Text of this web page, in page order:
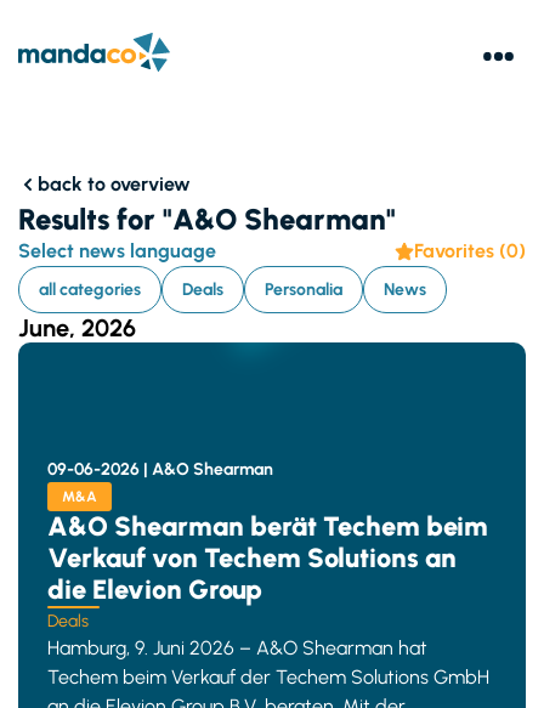
back to overview
Results for "A&O Shearman"
Select news language Favorites (0)
all categories Deals Personalia News
June, 2026
09-06-2026 | A&O Shearman
M&A
A&O Shearman berät Techem beim
Verkauf von Techem Solutions an
die Elevion Group
Deals
Hamburg, 9. Juni 2026 – A&O Shearman hat
Techem beim Verkauf der Techem Solutions GmbH